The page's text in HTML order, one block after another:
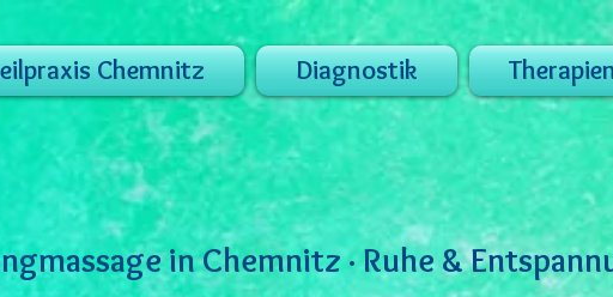
Chemnitz Diagnostik
in Chemnitz · Ruhe &